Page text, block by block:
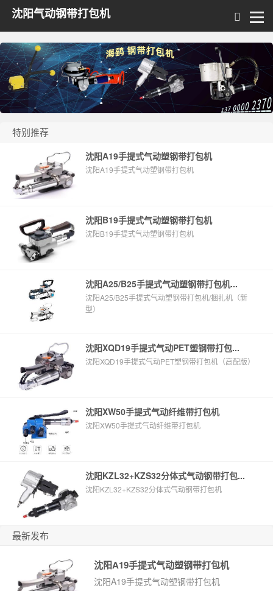
沈阳气动钢带打包机
特别推荐
沈阳A19手提式气动塑钢带打包机
沈阳A19手提式气动塑钢带打包机
沈阳B19手提式气动塑钢带打包机
沈阳B19手提式气动塑钢带打包机
沈阳A25/B25手提式气动塑钢带打包机...
沈阳A25/B25手提式气动塑钢带打包机/捆扎机（新
型）
沈阳XQD19手提式气动PET塑钢带打包...
沈阳XQD19手提式气动PET塑钢带打包机（高配版）
沈阳XW50手提式气动纤维带打包机
沈阳XW50手提式气动纤维带打包机
沈阳KZL32+KZS32分体式气动钢带打包...
沈阳KZL32+KZS32分体式气动钢带打包机
最新发布
沈阳A19手提式气动塑钢带打包机
沈阳A19手提式气动塑钢带打包机